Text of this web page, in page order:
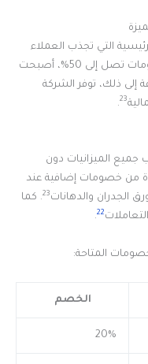
التي تجذب العملاء
في مجال الصباغة والديكور. مع وجود خصومات تصل إلى 50%، أصبحت
إلى ذلك، توفر الشركة
23
.
جميع الميزانيات دون
من خصومات إضافية عند
الجدران والدهانات23. كما
22
.
المتاحة:
الخصم
20%